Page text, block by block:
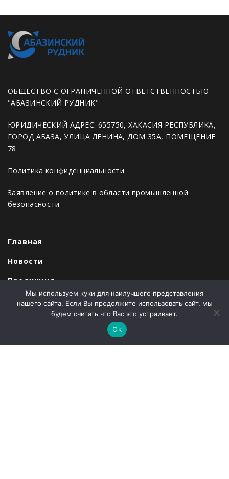
ОБЩЕСТВО С ОГРАНИЧЕННОЙ ОТВЕТСТВЕННОСТЬЮ
"АБАЗИНСКИЙ РУДНИК"
ЮРИДИЧЕСКИЙ АДРЕС: 655750, ХАКАСИЯ РЕСПУБЛИКА,
ГОРОД АБАЗА, УЛИЦА ЛЕНИНА, ДОМ 35А, ПОМЕЩЕНИЕ
78
Политика конфиденциальности
Заявление о политике в области промышленной
безопасности
Главная
Новости
Продукция
Закупки
Мы используем куки для наилучшего представления
нашего сайта. Если Вы продолжите использовать сайт, мы
будем считать что Вас это устраивает.
Ok